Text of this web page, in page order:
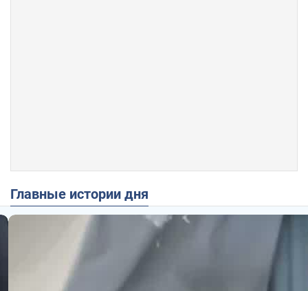
Главные истории дня